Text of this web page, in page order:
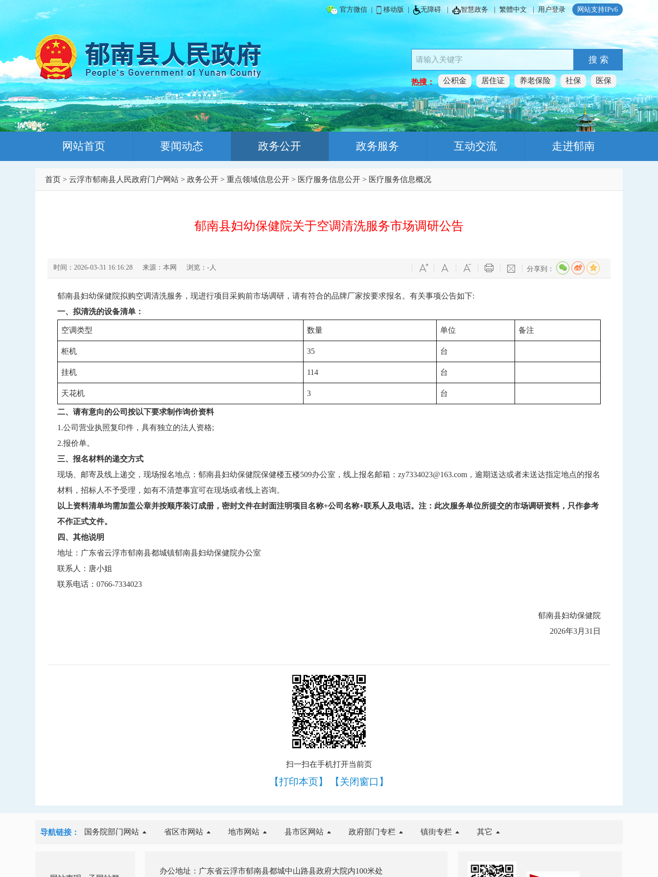
官方微信 移动版 无障碍 | 智慧政务| 繁體中文| 用户登录 网站支持IPv6
搜 索
热搜： 公积金 居住证 养老保险 社保 医保
网站首页 要闻动态 政务公开 政务服务 互动交流 走进郁南
首页 > 云浮市郁南县人民政府门户网站 > 政务公开 > 重点领域信息公开 > 医疗服务信息公开 > 医疗服务信息概况
郁南县妇幼保健院关于空调清洗服务市场调研公告
时间：2026-03-31 16:16:28 来源：本网 浏览： - 人 分享到：
郁南县妇幼保健院拟购空调清洗服务，现进行项目采购前市场调研，请有符合的品牌厂家按要求报名。有关事项公告如下:
一、拟清洗的设备清单：
空调类型 数量 单位 备注
柜机 35 台
挂机 114 台
天花机 3 台
二、 请有意向的公司按以下要求制作询价资料
1.公司营业执照复印件，具有独立的法人资格;
2.报价单。
三、 报名材料的递交方式
现场、邮寄及线上递交，现场报名地点：郁南县妇幼保健院保健楼五楼509办公室，线上报名邮箱：zy7334023@163.com，逾期送达或者未送达指定地点的报名
材料，招标人不予受理，如有不清楚事宜可在现场或者线上咨询。
以上资料清单均需加盖公章并按顺序装订成册，密封文件在封面注明项目名称+公司名称+联系人及电话。注：此次服务单位所提交的市场调研资料，只作参考
不作正式文件。
四、其他说明
地址：广东省云浮市郁南县都城镇郁南县妇幼保健院办公室
联系人：唐小姐
联系电话：0766-7334023
郁南县妇幼保健院
2026年3月31日
扫一扫在手机打开当前页
【打印本页】 【关闭窗口】
导航链接： 国务院部门网站 省区市网站 地市网站 县市区网站 政府部门专栏 镇街专栏 其它
办公地址：广东省云浮市郁南县都城中山路县政府大院内100米处